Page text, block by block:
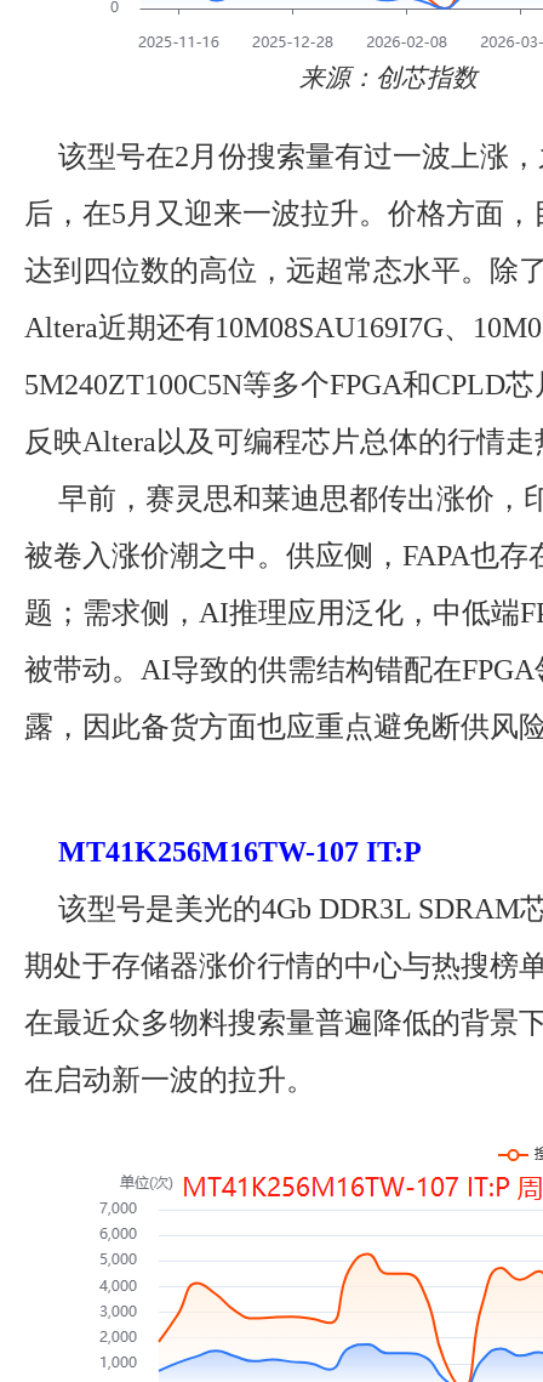
来源：创芯指数
该型号在2月份搜索量有过一波上涨
后，在5月又迎来一波拉升。价格方面
达到四位数的高位，远超常态水平。除
Altera近期还有10M08SAU169I7G、
5M240ZT100C5N等多个FPGA和CPLD
反映Altera以及可编程芯片总体的行情走
早前，赛灵思和莱迪思都传出涨价，
被卷入涨价潮之中。供应侧，FAPA也存
题；需求侧，AI推理应用泛化，中低端
被带动。AI导致的供需结构错配在
露，因此备货方面也应重点避免断供风
MT41K256M16TW-107 IT:P
该型号是美光的4Gb DDR3L SDRAM
期处于存储器涨价行情的中心与热搜榜
在最近众多物料搜索量普遍降低的背景
在启动新一波的拉升。